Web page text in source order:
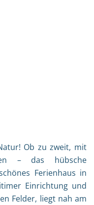
Ob zu zweit, mit
– das hübsche
Ferienhaus in
Einrichtung und
Felder, liegt nah am